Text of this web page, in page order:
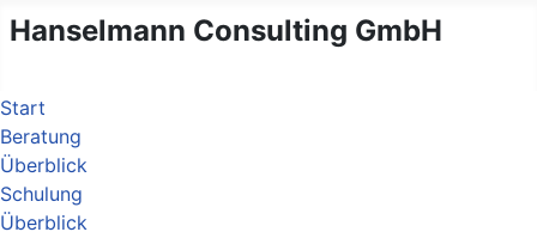
Hanselmann Consulting GmbH
Start
Beratung
Überblick
Schulung
Überblick